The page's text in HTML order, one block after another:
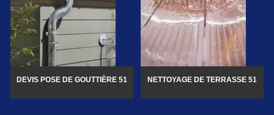
DEVIS POSE DE GOUTTIÈRE 51 NETTOYAGE DE TERRASSE 51